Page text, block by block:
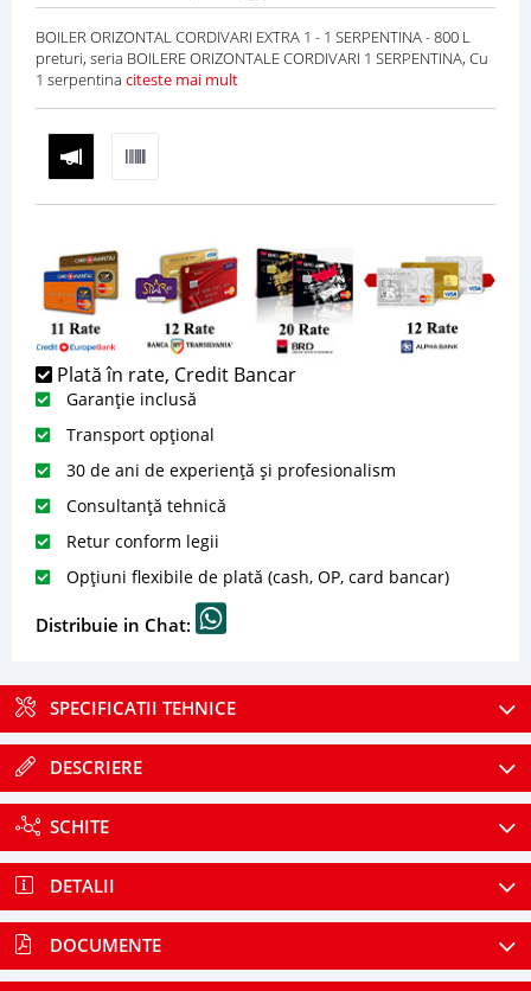
BOILER ORIZONTAL CORDIVARI EXTRA 1 - 1 SERPENTINA - 800 L
preturi, seria BOILERE ORIZONTALE CORDIVARI 1 SERPENTINA, Cu
1 serpentina citeste mai mult
Plată în rate, Credit Bancar
Garanție inclusă
Transport opțional
30 de ani de experiență și profesionalism
Consultanță tehnică
Retur conform legii
Opțiuni flexibile de plată (cash, OP, card bancar)
Distribuie in Chat:
SPECIFICATII TEHNICE
DESCRIERE
SCHITE
DETALII
DOCUMENTE